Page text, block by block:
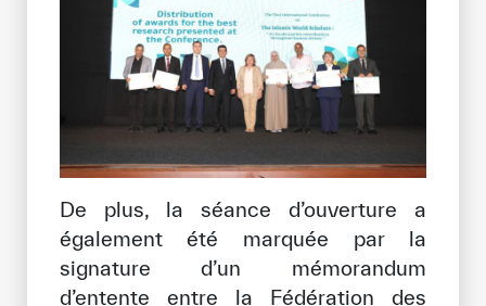
De plus, la séance d’ouverture a
également été marquée par la
signature d’un mémorandum
d’entente entre la Fédération des